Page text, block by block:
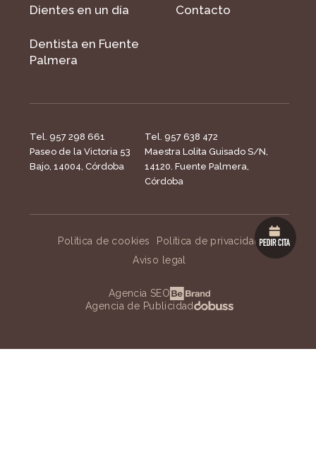
Dientes en un día Contacto
Dentista en Fuente
Palmera
Tel. 957 298 661
Paseo de la Victoria 53
Bajo, 14004, Córdoba
Tel. 957 638 472
Maestra Lolita Guisado S/N,
14120. Fuente Palmera,
Córdoba
Política de cookies
Política de privacidad
Aviso legal
Agencia SEO
Agencia de Publicidad